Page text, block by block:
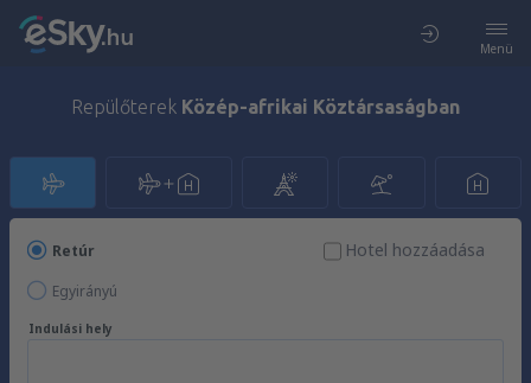
Menü
Repülőterek Közép-afrikai Köztársaságban
Retúr
Egyirányú
Hotel hozzáadása
Indulási hely